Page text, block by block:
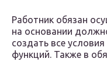
Работник обязан
на основании
создать все
функций. Также в